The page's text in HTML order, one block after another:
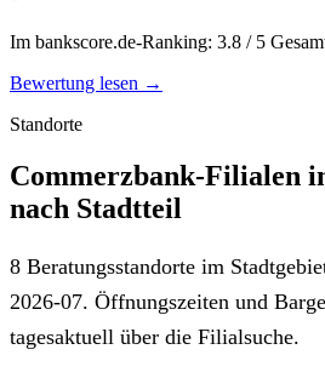
Im bankscore.de-Ranking: 3.8 / 5
Bewertung lesen →
Standorte
Commerzbank-Filialen
nach Stadtteil
8 Beratungsstandorte im
2026-07. Öffnungszeiten und
tagesaktuell über die Filialsuche.